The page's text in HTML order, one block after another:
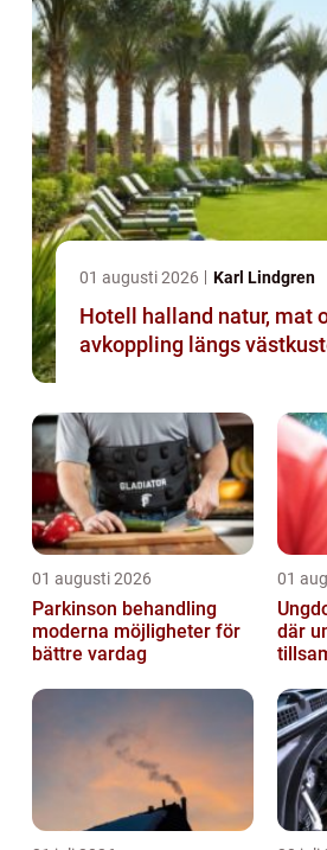
01 augusti 2026 Karl Lindgren
Hotell halland natur, mat och
avkoppling längs
01 augusti 2026
Parkinson behandling
moderna möjligheter för
bättre vardag
01
där